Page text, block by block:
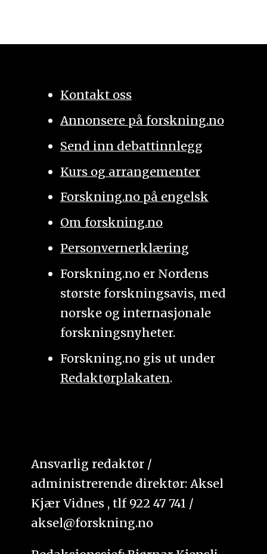
Kontakt oss
Annonsere på forskning.no
Send inn debattinnlegg
Kurs og arrangementer
Forskning.no på engelsk
Om forskning.no
Personvernerklæring
Forskning.no er Nordens
største forskningsavis, med
norske og internasjonale
forskningsnyheter.
Forskning.no gis ut under
Redaktørplakaten.
Ansvarlig redaktør /
administrerende direktør: Aksel
Kjær Vidnes , tlf 922 47 741 /
aksel@forskning.no